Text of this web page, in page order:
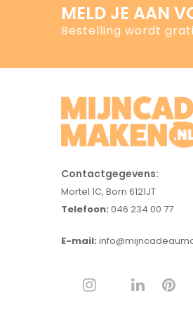
MELD JE AAN
Bestelling wordt
Contactgegevens:
Mortel 1C, Born 6121JT
Telefoon: 046 234 00 77
E-mail: